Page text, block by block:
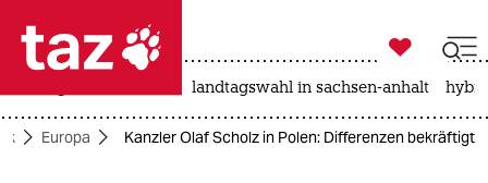
 taz zahl ich
taz zahl ich

taz zahl ich
landtagswahl in sachsen-anhalt
Europa Kanzler Olaf Scholz in Polen: Differenzen bekräftigt